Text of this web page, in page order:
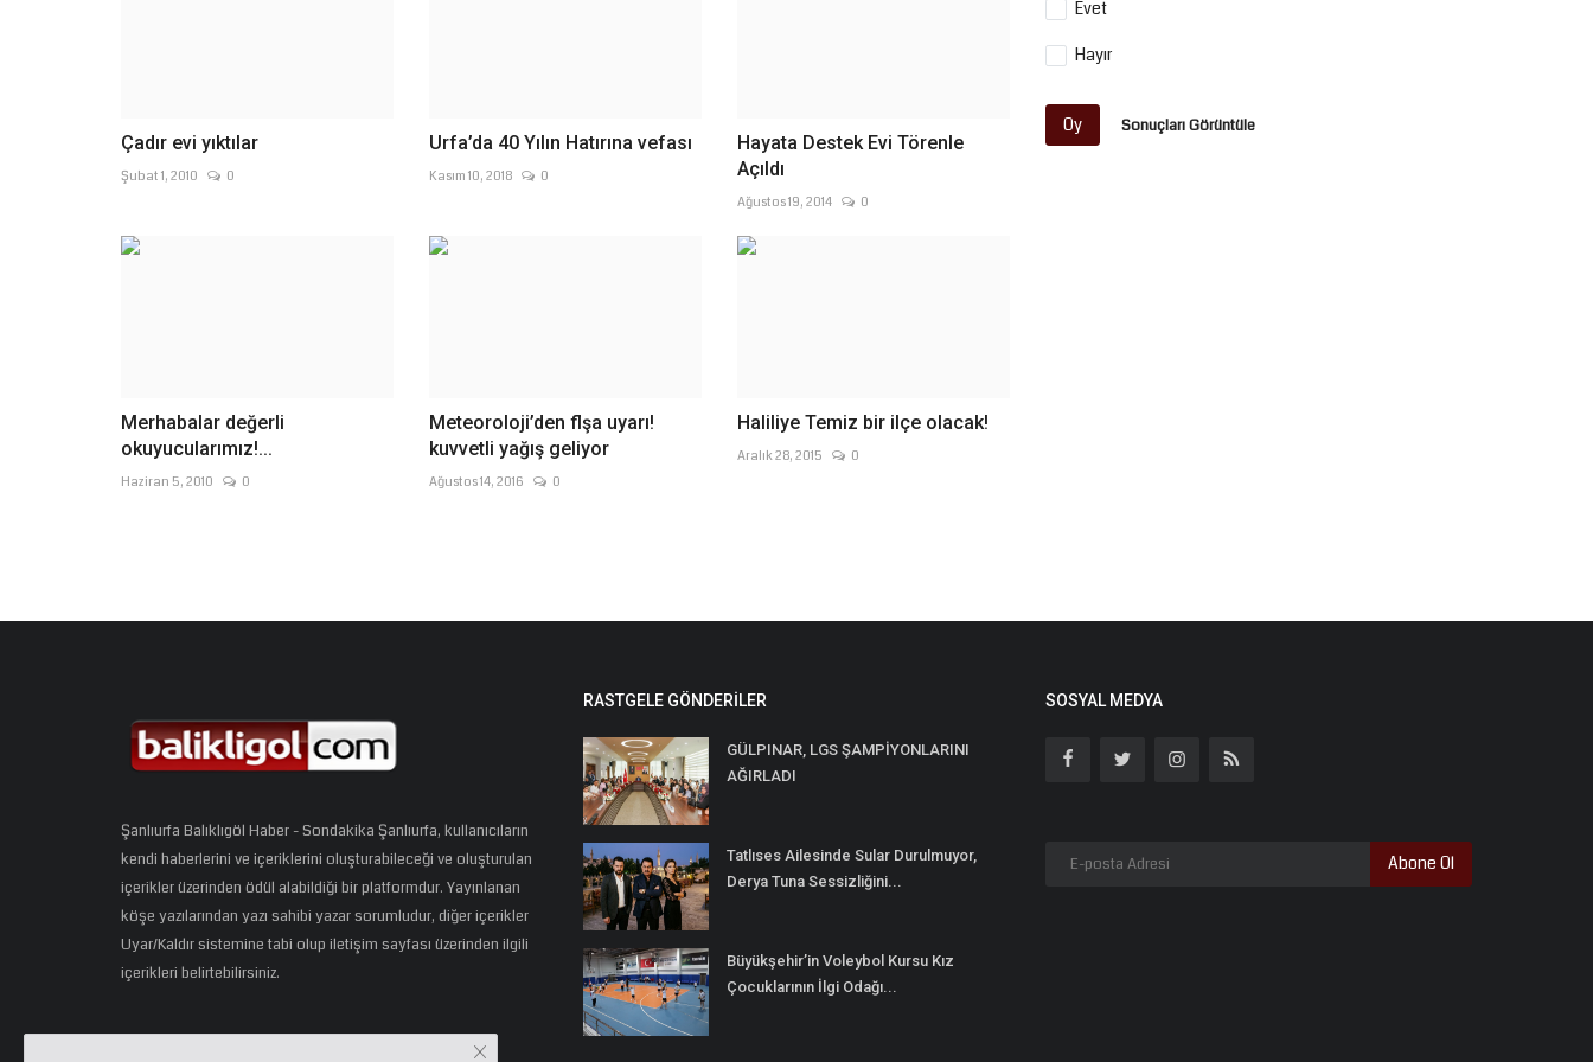
Çadır evi yıktılar
Şubat 1, 2010 0
Urfa’da 40 Yılın Hatırına vefası
Kasım 10, 2018 0
Hayata Destek Evi Törenle
Açıldı
Ağustos 19, 2014 0
Merhabalar değerli
okuyucularımız!...
Haziran 5, 2010 0
Meteoroloji’den flşa uyarı!
kuvvetli yağış geliyor
Ağustos 14, 2016 0
Haliliye Temiz bir ilçe olacak!
Aralık 28, 2015 0
Evet
Hayır
Oy Sonuçları Görüntüle
Şanlıurfa Balıklıgöl Haber - Sondakika Şanlıurfa, kullanıcıların
kendi haberlerini ve içeriklerini oluşturabileceği ve oluşturulan
içerikler üzerinden ödül alabildiği bir platformdur. Yayınlanan
köşe yazılarından yazı sahibi yazar sorumludur, diğer içerikler
Uyar/Kaldır sistemine tabi olup iletişim sayfası üzerinden ilgili
içerikleri belirtebilirsiniz.
RASTGELE GÖNDERILER
GÜLPINAR, LGS ŞAMPİYONLARINI
AĞIRLADI
Tatlıses Ailesinde Sular Durulmuyor,
Derya Tuna Sessizliğini...
Büyükşehir’in Voleybol Kursu Kız
Çocuklarının İlgi Odağı...
SOSYAL MEDYA
Abone Ol